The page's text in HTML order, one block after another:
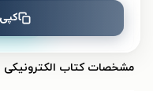
مشخصات کتاب الکترونیکی